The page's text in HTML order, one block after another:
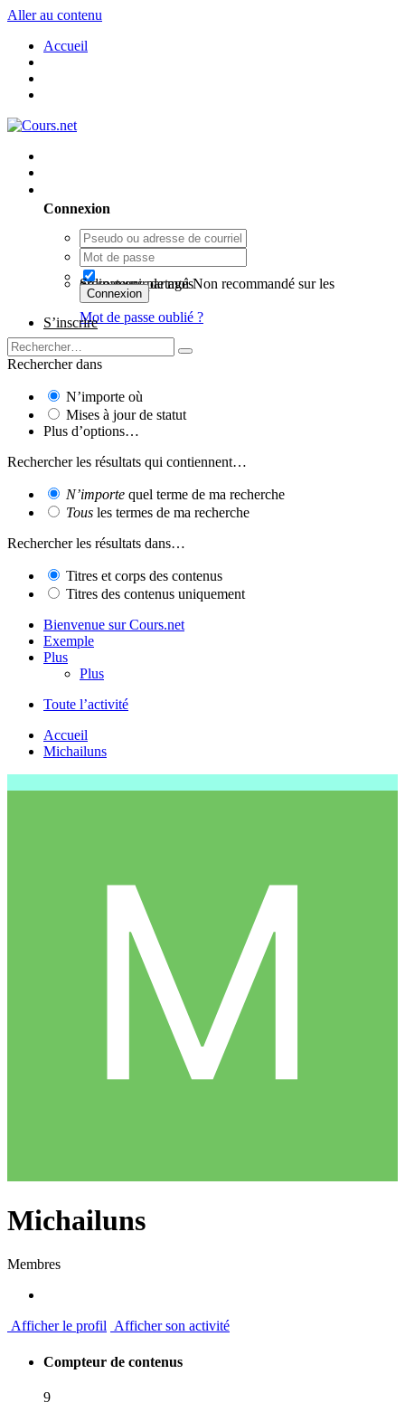
Aller au contenu
Accueil
Connexion
Se souvenir de moi
Non recommandé sur les ordinateurs partagés
Connexion
Mot de passe oublié ?
S’inscrire
Rechercher dans
N’importe où
Mises à jour de statut
Plus d’options…
Rechercher les résultats qui contiennent…
N’importe quel terme de ma recherche
Tous les termes de ma recherche
Rechercher les résultats dans…
Titres et corps des contenus
Titres des contenus uniquement
Bienvenue sur Cours.net
Exemple
Plus
Plus
Toute l’activité
Accueil
Michailuns
Michailuns
Membres
Afficher le profil Afficher son activité
Compteur de contenus
9